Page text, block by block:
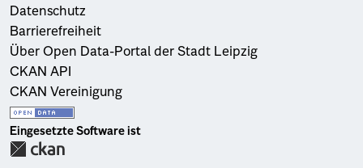
Datenschutz
Barrierefreiheit
Über Open Data-Portal der Stadt Leipzig
CKAN API
CKAN Vereinigung
Eingesetzte Software ist